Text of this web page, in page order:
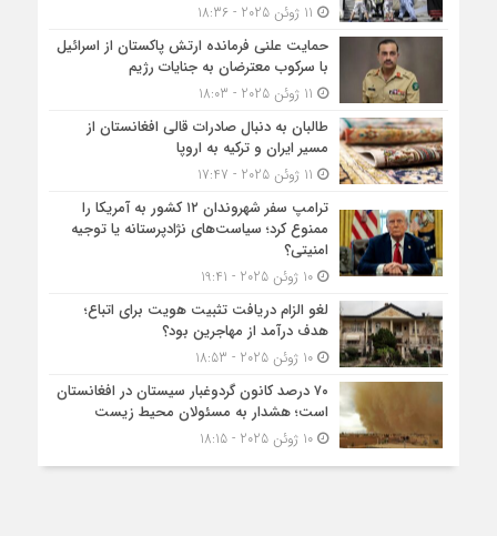
حمایت علنی فرمانده ارتش پاکستان از اسرائیل
با سرکوب معترضان به جنایات رژیم
طالبان به دنبال صادرات قالی افغانستان از
مسیر ایران و ترکیه به اروپا
ترامپ سفر شهروندان ۱۲ کشور به آمریکا را
ممنوع کرد؛ سیاست‌های نژادپرستانه یا توجیه
امنیتی؟
10 ژوئن 2025 - 19:41
لغو الزام دریافت تثبیت هویت برای اتباع؛
هدف درآمد از مهاجرین بود؟
10 ژوئن 2025 - 18:53
۷۰ درصد کانون گردوغبار سیستان در افغانستان
است؛ هشدار به مسئولان محیط زیست
10 ژوئن 2025 - 18:15